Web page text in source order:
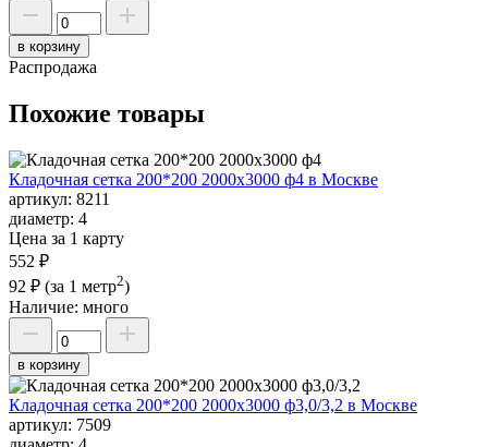
в корзину
Распродажа
Похожие товары
Кладочная сетка 200*200 2000х3000 ф4 в Москве
артикул: 8211
диаметр: 4
Цена за 1 карту
552 ₽
92 ₽ (за 1 метр2)
Наличие: много
в корзину
Кладочная сетка 200*200 2000х3000 ф3,0/3,2 в Москве
артикул: 7509